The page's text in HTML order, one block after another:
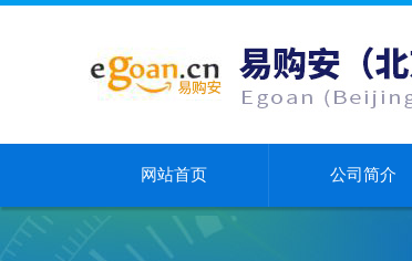
网站首页 公司简介